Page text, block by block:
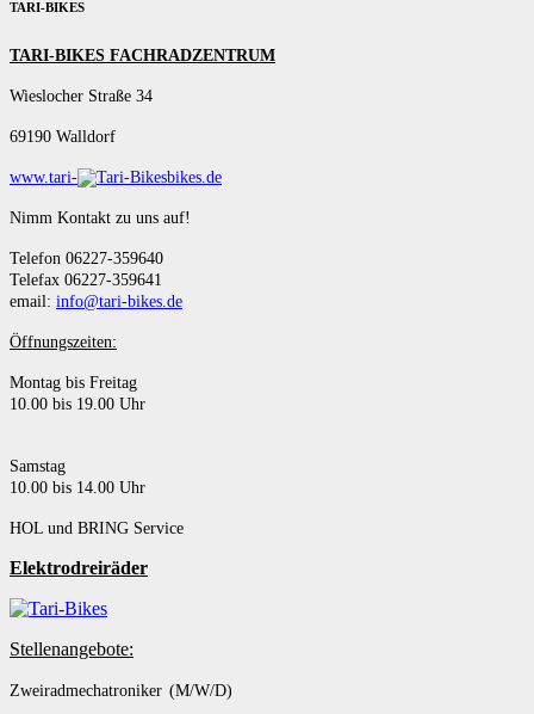
TARI-BIKES
TARI-BIKES FACHRADZENTRUM
Wieslocher Straße 34
69190 Walldorf
www.tari- bikes.de
Nimm Kontakt zu uns auf!
Telefon 06227-359640
Telefax 06227-359641
email: info@tari-bikes.de
Öffnungszeiten:
Montag bis Freitag
10.00 bis 19.00 Uhr
Samstag
10.00 bis 14.00 Uhr
HOL und BRING Service
Elektrodreiräder
Stellenangebote:
Zweiradmechatroniker (M/W/D)